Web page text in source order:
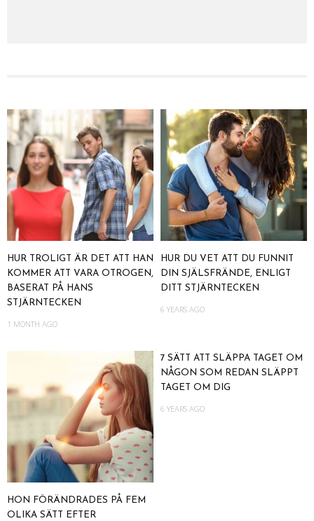
HUR TROLIGT ÄR DET ATT HAN
KOMMER ATT VARA OTROGEN,
BASERAT PÅ HANS
STJÄRNTECKEN
1 MONTH AGO
HUR DU VET ATT DU FUNNIT
DIN SJÄLSFRÄNDE, ENLIGT
DITT STJÄRNTECKEN
6 YEARS AGO
HON FÖRÄNDRADES PÅ FEM
OLIKA SÄTT EFTER
7 SÄTT ATT SLÄPPA TAGET OM
NÅGON SOM REDAN SLÄPPT
TAGET OM DIG
6 YEARS AGO